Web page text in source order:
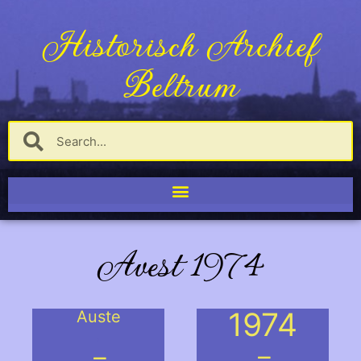
Historisch Archief
Beltrum
Avest 1974
Auste
1974